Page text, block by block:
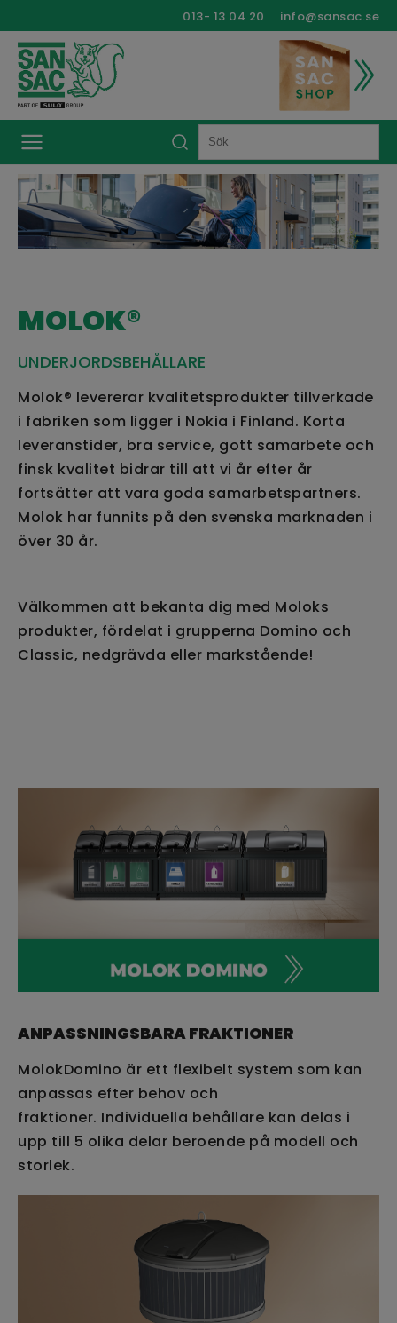
013- 13 04 20 info@sansac.se
MOLOK®
UNDERJORDSBEHÅLLARE
Molok® levererar kvalitetsprodukter tillverkade
i fabriken som ligger i Nokia i Finland. Korta
leveranstider, bra service, gott samarbete och
finsk kvalitet bidrar till att vi år efter år
fortsätter att vara goda samarbetspartners.
Molok har funnits på den svenska marknaden i
över 30 år.
Välkommen att bekanta dig med Moloks
produkter, fördelat i grupperna Domino och
Classic, nedgrävda eller markstående!
ANPASSNINGSBARA FRAKTIONER
MolokDomino är ett flexibelt system som kan
anpassas efter behov och
fraktioner. Individuella behållare kan delas i
upp till 5 olika delar beroende på modell och
storlek.